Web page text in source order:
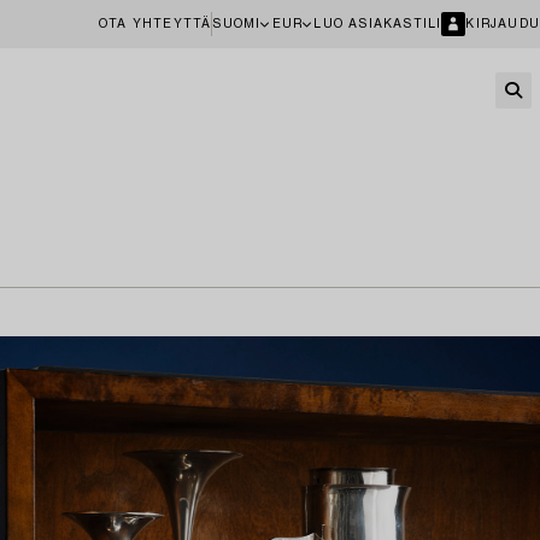
OTA YHTEYTTÄ SUOMI EUR LUO ASIAKASTILI KIRJAUDU